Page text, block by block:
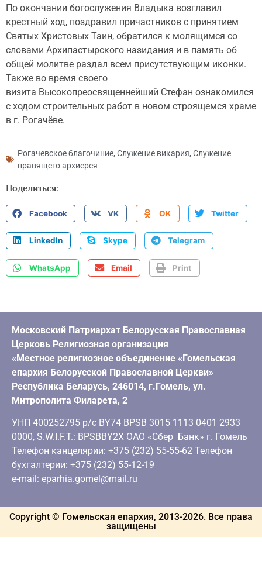
По окончании богослужения Владыка возглавил
крестный ход, поздравил причастников с принятием
Святых Христовых Таин, обратился к молящимся со
словами Архипастырского назидания и в память об
общей молитве раздал всем присутствующим иконки.
Также во время своего
визита Высокопреосвященнейший Стефан ознакомился
с ходом строительных работ в новом строящемся храме
в г. Рогачёве.
Рогачевское благочиние, Служение викария, Служение
правящего архиерея
Поделиться:
Facebook VK OK Twitter
LinkedIn Skype Telegram
WhatsApp Email Print
Московский Патриархат Белорусская Православная
Церковь Религиозная организация
«Местное религиозное объединение «Гомельская
епархия Белорусской Православной Церкви»
Республика Беларусь, 246014, г.Гомель, ул.
Митрополита Филарета, 2
УНП 400252795 р/с BY74 BPSB 3015 1113 0401 2933
0000, S.W.I.F.T.: BPSBBY2X ОАО «Сбер Банк» г. Гомель
Телефон канцелярии: +375 (232) 55-55-62 Телефон
бухгалтерии: +375 (232) 55-12-19
e-mail: eparhia.gomel@mail.ru
Copyright © Гомельская епархия, 2013-2026. Все права
защищены